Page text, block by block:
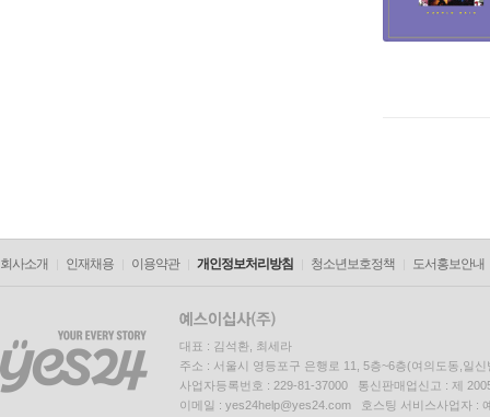
회사소개 인재채용 이용약관 개인정보처리방침 청소년보호정책 도서홍보안내
대표 : 김석환, 최세라
주소 : 서울시 영등포구 은행로 11, 5층~6층(여의도동,일신
사업자등록번호 : 229-81-37000 통신판매업신고 : 제
이메일 : yes24help@yes24.com 호스팅 서비스사업자 :